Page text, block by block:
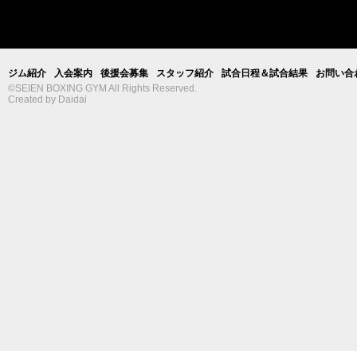
ジム紹介 入会案内 後援会募集 スタッフ紹介 試合日程＆試合結果
お問い合
©SEIEN BOXING GYM All Rights Reserved.
Created by Daidai